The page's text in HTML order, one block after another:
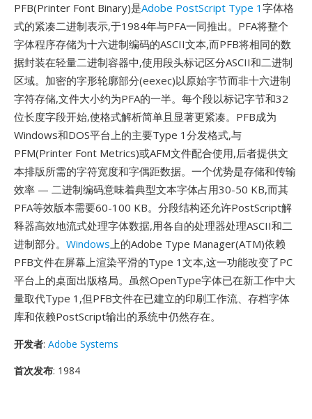
PFB(Printer Font Binary)是Adobe PostScript Type 1 字体格
式的紧凑二进制表示,于1984年与PFA一同推出。PFA将整个
字体程序存储为十六进制编码的ASCII文本,而PFB将相同的数
据封装在轻量二进制容器中,使用段头标记区分ASCII和二进制
区域。加密的字形轮廓部分(eexec)以原始字节而非十六进制
字符存储,文件大小约为PFA的一半。每个段以标记字节和32
位长度字段开始,使格式解析简单且显著更紧凑。PFB成为
Windows和DOS平台上的主要Type 1分发格式,与
PFM(Printer Font Metrics)或AFM文件配合使用,后者提供文
本排版所需的字符宽度和字偶距数据。一个优势是存储和传输
效率 — 二进制编码意味着典型文本字体占用30-50 KB,而其
PFA等效版本需要60-100 KB。分段结构还允许PostScript解
释器高效地流式处理字体数据,用各自的处理器处理ASCII和二
进制部分。 Windows上的Adobe Type Manager(ATM)依赖
PFB文件在屏幕上渲染平滑的Type 1文本,这一功能改变了PC
平台上的桌面出版格局。虽然OpenType字体已在新工作中大
量取代Type 1,但PFB文件在已建立的印刷工作流、存档字体
库和依赖PostScript输出的系统中仍然存在。
开发者: Adobe Systems
首次发布: 1984